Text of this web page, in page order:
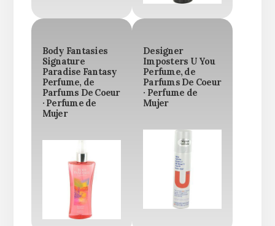
Body Fantasies
Signature
Paradise Fantasy
Perfume, de
Parfums De Coeur
· Perfume de
Mujer
Designer
Imposters U You
Perfume, de
Parfums De Coeur
· Perfume de
Mujer